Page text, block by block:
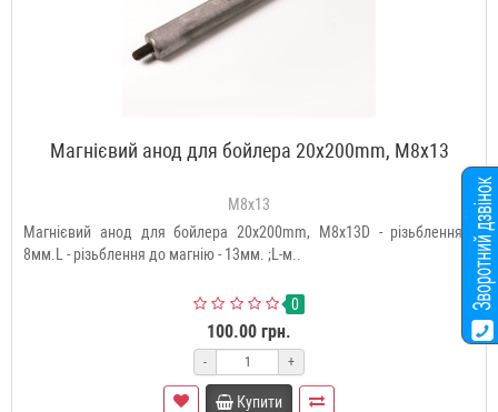
Магнієвий анод для бойлера 20x200mm, М8x13
M8x13
Магнієвий анод для бойлера 20x200mm, М8x13D - різьблення -
8мм.L - різьблення до магнію - 13мм. ;L-м..
0
100.00 грн.
- +
Купити